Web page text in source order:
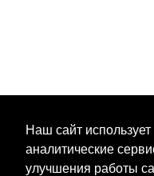
Наш сайт
аналитические
улучшения работы